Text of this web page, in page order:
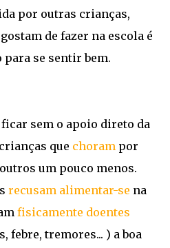
por outras crianças,
de fazer na escola é
se sentir bem.
sem o apoio direto da
que choram por
um pouco menos.
recusam alimentar-se na
fisicamente doentes
febre, tremores... ) a boa